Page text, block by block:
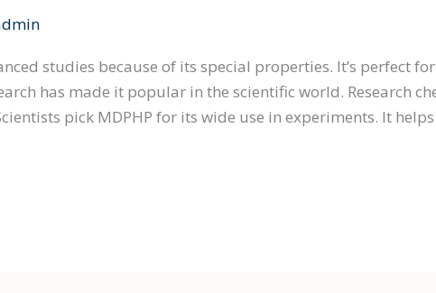
studies because of its special properties. It’s perfect
has made it popular in the scientific world. Research
pick MDPHP for its wide use in experiments. It